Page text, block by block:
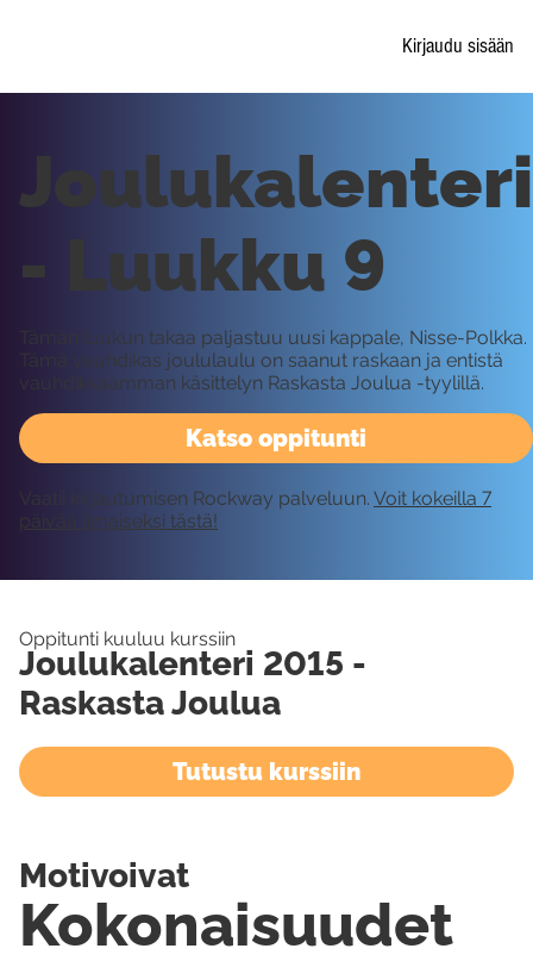
Kirjaudu sisään
Katso oppitunti
Joulukalenteri
- Luukku 9
Tämän luukun takaa paljastuu uusi kappale, Nisse-Polkka.
Tämä vauhdikas joululaulu on saanut raskaan ja entistä
vauhdikkaamman käsittelyn Raskasta Joulua -tyylillä.
Vaatii kirjautumisen Rockway palveluun. Voit kokeilla 7
päivää ilmaiseksi tästä!
Oppitunti kuuluu kurssiin
Joulukalenteri 2015 -
Raskasta Joulua
Tutustu kurssiin
Kokonaisuudet
Motivoivat